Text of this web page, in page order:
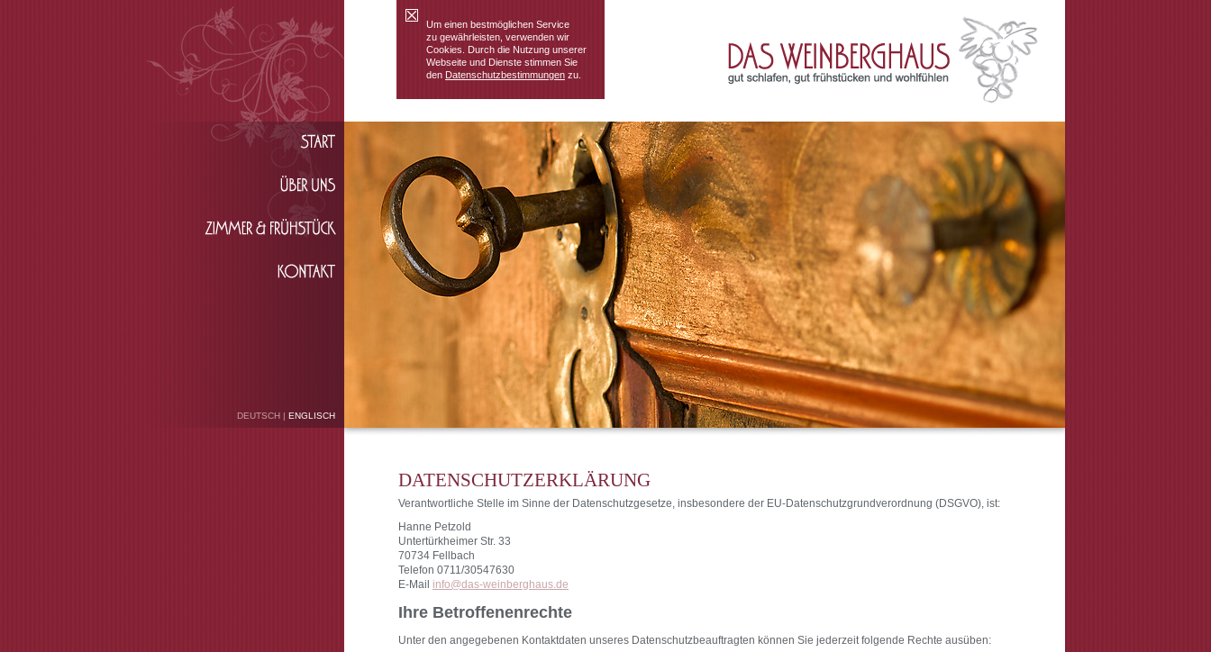
Um einen bestmöglichen Service
zu gewährleisten, verwenden wir
Cookies. Durch die Nutzung unserer
Webseite und Dienste stimmen Sie
den Datenschutzbestimmungen zu.
DEUTSCH | ENGLISCH
DATENSCHUTZERKLÄRUNG
Verantwortliche Stelle im Sinne der Datenschutzgesetze, insbesondere der EU-Datenschutzgrundverordnung (DSGVO), ist:
Hanne Petzold
Untertürkheimer Str. 33
70734 Fellbach
Telefon 0711/30547630
E-Mail info@das-weinberghaus.de
Ihre Betroffenenrechte
Unter den angegebenen Kontaktdaten unseres Datenschutzbeauftragten können Sie jederzeit folgende Rechte ausüben: